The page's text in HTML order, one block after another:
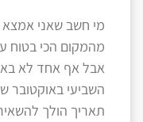
מי חשב שאני
מהמקום הכי בטוח
אבל אף אחד לא
השביעי באוקטובר
תאריך הולך